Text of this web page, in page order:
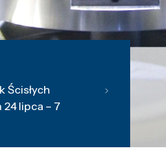
Ścisłych
lipca – 7